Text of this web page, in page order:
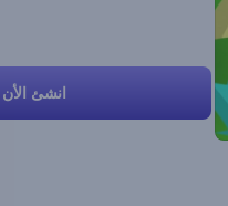
انشئ الأن